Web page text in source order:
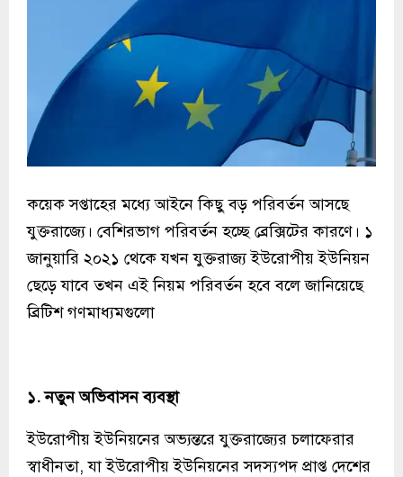
কয়েক সপ্তাহের মধ্যে আইনে কিছু বড় পরিবর্তন আসছে
যুক্তরাজ্যে। বেশিরভাগ পরিবর্তন হচ্ছে ব্রেক্সিটের কারণে। ১
জানুয়ারি ২০২১ থেকে যখন যুক্তরাজ্য ইউরোপীয় ইউনিয়ন
ছেড়ে যাবে তখন এই নিয়ম পরিবর্তন হবে বলে জানিয়েছে
ব্রিটিশ গণমাধ্যমগুলো
১. নতুন অভিবাসন ব্যবস্থা
ইউরোপীয় ইউনিয়নের অভ্যন্তরে যুক্তরাজ্যের চলাফেরার
স্বাধীনতা, যা ইউরোপীয় ইউনিয়নের সদস্যপদ প্রাপ্ত দেশের